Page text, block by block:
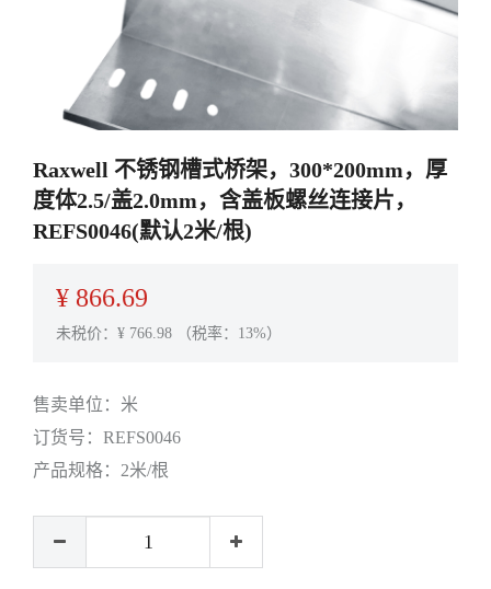
Raxwell 不锈钢槽式桥架，300*200mm，厚
度体2.5/盖2.0mm，含盖板螺丝连接片，
REFS0046(默认2米/根)
¥ 866.69
未税价：¥ 766.98 （税率：13%）
售卖单位： 米
订货号： REFS0046
产品规格： 2米/根